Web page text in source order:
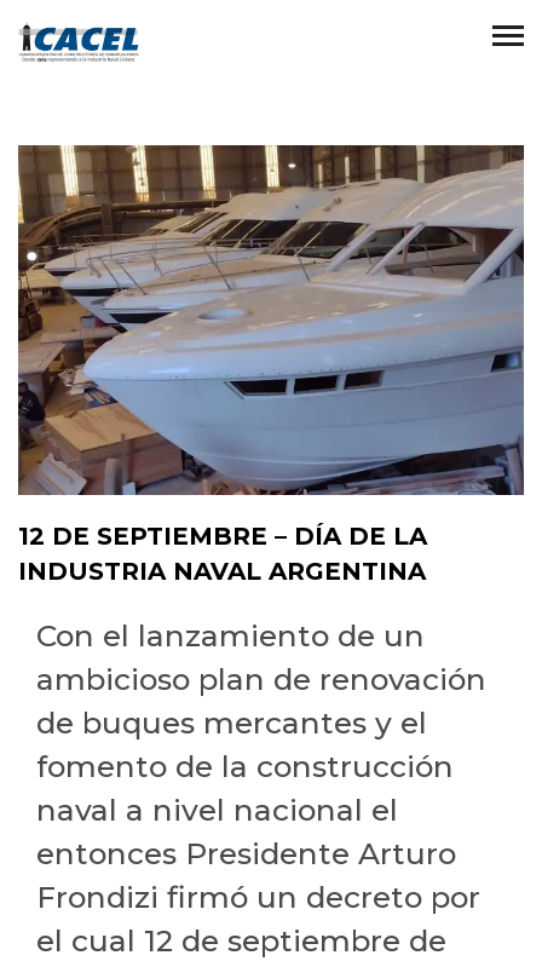
12 DE SEPTIEMBRE – DÍA DE LA
INDUSTRIA NAVAL ARGENTINA
Con el lanzamiento de un
ambicioso plan de renovación
de buques mercantes y el
fomento de la construcción
naval a nivel nacional el
entonces Presidente Arturo
Frondizi firmó un decreto por
el cual 12 de septiembre de